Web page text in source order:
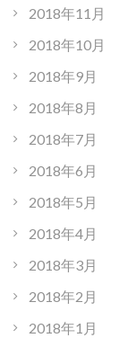
2018年11月
2018年10月
2018年9月
2018年8月
2018年7月
2018年6月
2018年5月
2018年4月
2018年3月
2018年2月
2018年1月